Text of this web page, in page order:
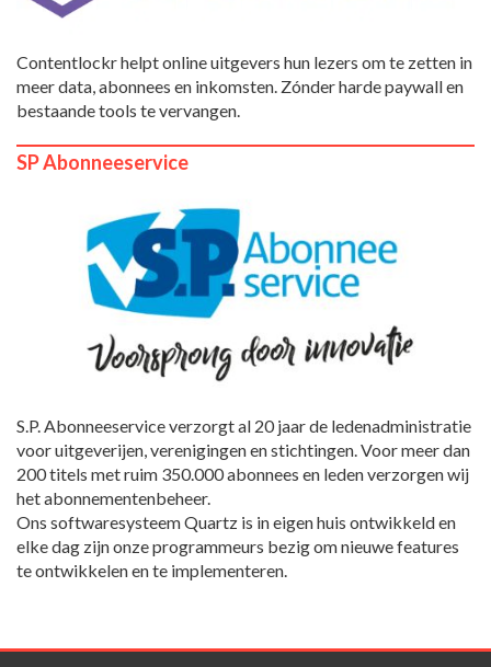
Contentlockr helpt online uitgevers hun lezers om te zetten in
meer data, abonnees en inkomsten. Zónder harde paywall en
bestaande tools te vervangen.
SP Abonneeservice
S.P. Abonneeservice verzorgt al 20 jaar de ledenadministratie
voor uitgeverijen, verenigingen en stichtingen. Voor meer dan
200 titels met ruim 350.000 abonnees en leden verzorgen wij
het abonnementenbeheer.
Ons softwaresysteem Quartz is in eigen huis ontwikkeld en
elke dag zijn onze programmeurs bezig om nieuwe features
te ontwikkelen en te implementeren.